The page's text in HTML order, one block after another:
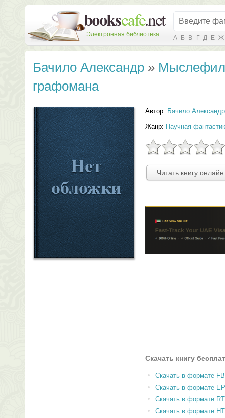
Электронная библиотека А Б В Г Д Е Ж
Бачило Александр »
графомана
Автор: Бачило Александр
Жанр: Научная
Читать книгу
Скачать книгу
Скачать в формате
Скачать в формате
Скачать в формате
Скачать в формате